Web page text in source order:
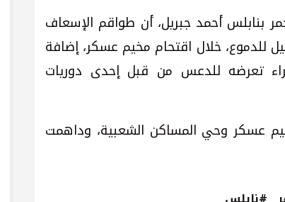
بنابلس أحمد جبريل، أن طواقم الإسعاف
للدموع، خلال اقتحام مخيم عسكر، إضافة
تعرضه للدعس من قبل إحدى دوريات
عسكر وحي المساكن الشعبية، وداهمت